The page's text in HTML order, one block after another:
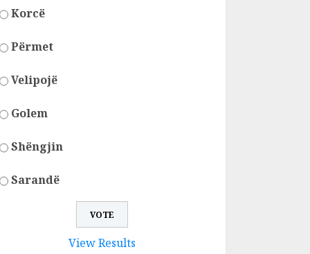
Korcë
Përmet
Velipojë
Golem
Shëngjin
Sarandë
View Results